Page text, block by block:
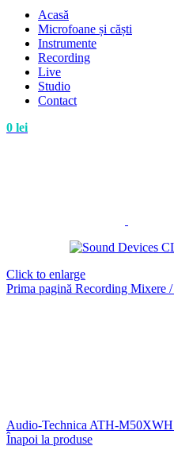
Acasă
Microfoane și căști
Instrumente
Recording
Live
Studio
Contact
0 lei
Click to enlarge
Prima pagină Recording Mixere /
Audio-Technica ATH-M50XWH
Înapoi la produse